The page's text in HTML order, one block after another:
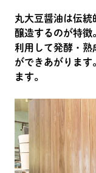
丸大豆醤油は伝統
醸造するのが特徴
利用して発酵・熟
ができあがりま
ます。